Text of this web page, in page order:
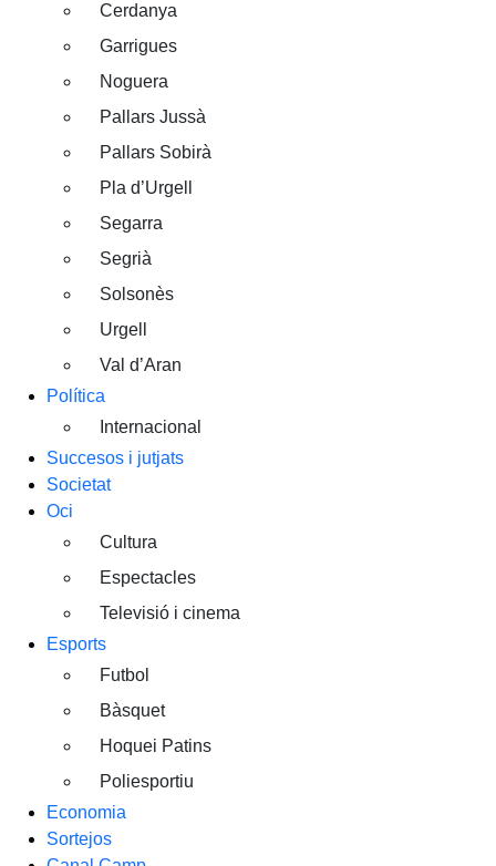
Cerdanya
Garrigues
Noguera
Pallars Jussà
Pallars Sobirà
Pla d’Urgell
Segarra
Segrià
Solsonès
Urgell
Val d’Aran
Política
Internacional
Succesos i jutjats
Societat
Oci
Cultura
Espectacles
Televisió i cinema
Esports
Futbol
Bàsquet
Hoquei Patins
Poliesportiu
Economia
Sortejos